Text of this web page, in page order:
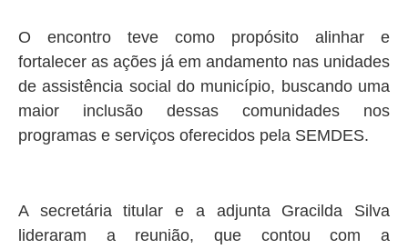
O encontro teve como propósito alinhar e
fortalecer as ações já em andamento nas unidades
de assistência social do município, buscando uma
maior inclusão dessas comunidades nos
programas e serviços oferecidos pela SEMDES.
A secretária titular e a adjunta Gracilda Silva
lideraram a reunião, que contou com a